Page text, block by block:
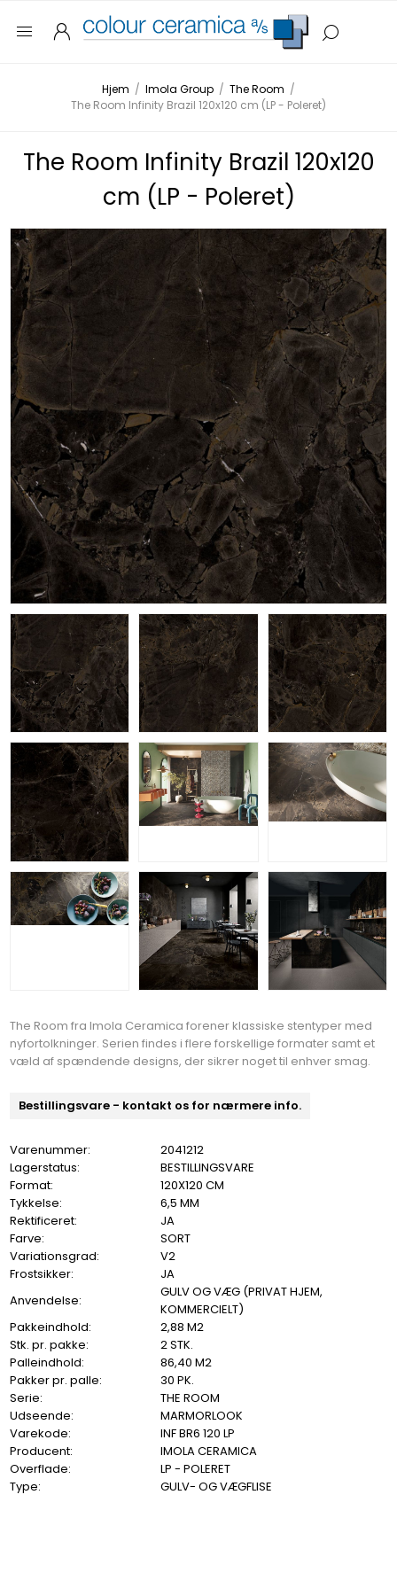
Hjem / Imola Group / The Room /
The Room Infinity Brazil 120x120 cm (LP - Poleret)
The Room Infinity Brazil 120x120
cm (LP - Poleret)
The Room fra Imola Ceramica forener klassiske stentyper med
nyfortolkninger. Serien findes i flere forskellige formater samt et
væld af spændende designs, der sikrer noget til enhver smag.
Bestillingsvare - kontakt os for nærmere info.
Varenummer:
2041212
Lagerstatus:
BESTILLINGSVARE
Format:
120X120 CM
Tykkelse:
6,5 MM
Rektificeret:
JA
Farve:
SORT
Variationsgrad:
V2
Frostsikker:
JA
Anvendelse:
GULV OG VÆG (PRIVAT HJEM,
KOMMERCIELT)
Pakkeindhold:
2,88 M2
Stk. pr. pakke:
2 STK.
Palleindhold:
86,40 M2
Pakker pr. palle:
30 PK.
Serie:
THE ROOM
Udseende:
MARMORLOOK
Varekode:
INF BR6 120 LP
Producent:
IMOLA CERAMICA
Overflade:
LP - POLERET
Type:
GULV- OG VÆGFLISE